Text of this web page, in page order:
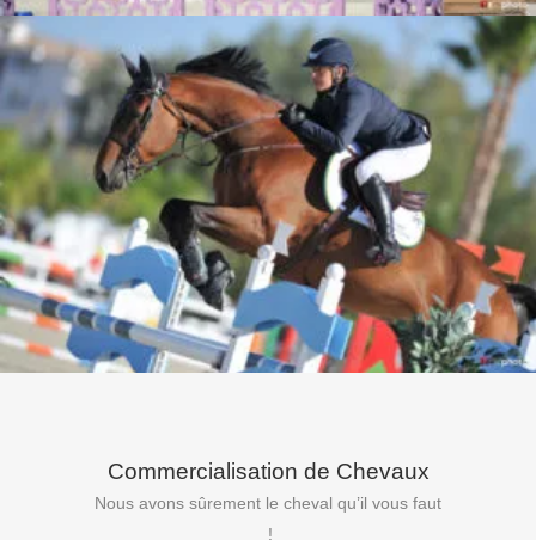
Commercialisation de Chevaux
Nous avons sûrement le cheval qu’il vous faut
!